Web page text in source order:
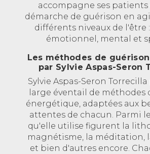
accompagne ses patients
démarche de guérison en
différents niveaux de l'être
émotionnel, mental et
Les méthodes de
par Sylvie Aspas-Seron
Sylvie Aspas-Seron
large éventail de méthodes
énergétique, adaptées aux
attentes de chacun. Parmi
qu'elle utilise figurent la
magnétisme, la méditation,
et bien d'autres encore.